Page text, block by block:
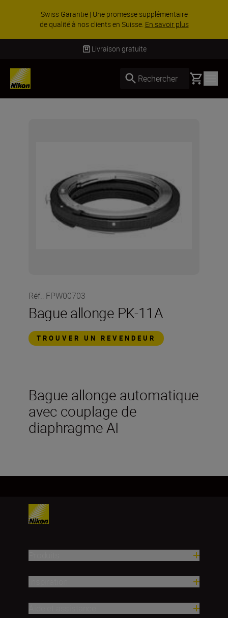
Swiss Garantie | Une promesse supplémentaire
de qualité à nos clients en Suisse. En savoir plus
Livraison gratuite
Rechercher Basket
Réf.: FPW00703
Bague allonge PK-11A
TROUVER UN REVENDEUR
Bague allonge automatique
avec couplage de
diaphragme AI